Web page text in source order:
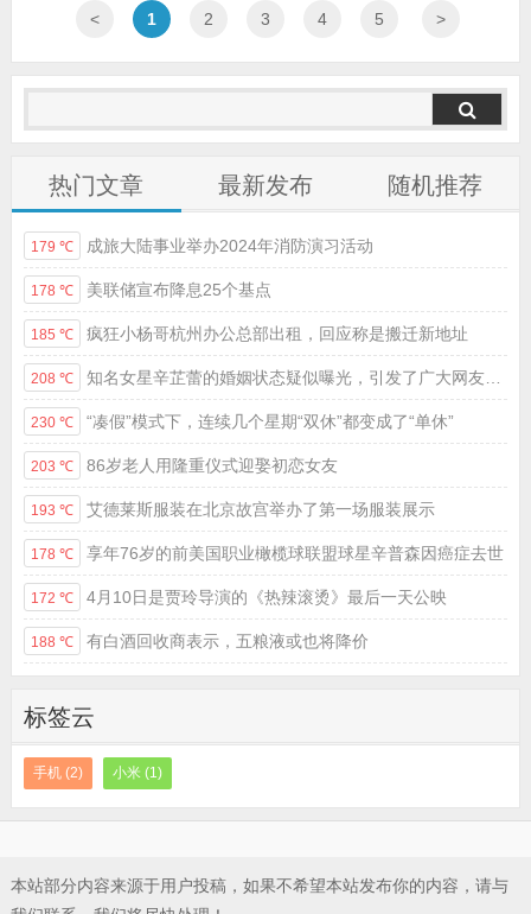
< 1 2 3 4 5 >
热门文章 最新发布 随机推荐
179 ℃ 成旅大陆事业举办2024年消防演习活动
178 ℃ 美联储宣布降息25个基点
185 ℃ 疯狂小杨哥杭州办公总部出租，回应称是搬迁新地址
208 ℃ 知名女星辛芷蕾的婚姻状态疑似曝光，引发了广大网友的热议
230 ℃ “凑假”模式下，连续几个星期“双休”都变成了“单休”
203 ℃ 86岁老人用隆重仪式迎娶初恋女友
193 ℃ 艾德莱斯服装在北京故宫举办了第一场服装展示
178 ℃ 享年76岁的前美国职业橄榄球联盟球星辛普森因癌症去世
172 ℃ 4月10日是贾玲导演的《热辣滚烫》最后一天公映
188 ℃ 有白酒回收商表示，五粮液或也将降价
标签云
手机 (2) 小米 (1)
本站部分内容来源于用户投稿，如果不希望本站发布你的内容，请与